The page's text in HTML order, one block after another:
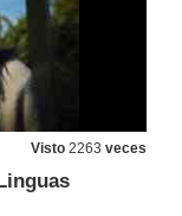
Visto 2263 veces